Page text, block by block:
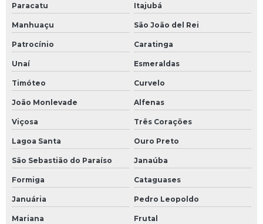
Paracatu Itajubá
Manhuaçu São João del Rei
Patrocínio Caratinga
Unaí Esmeraldas
Timóteo Curvelo
João Monlevade Alfenas
Viçosa Três Corações
Lagoa Santa Ouro Preto
São Sebastião do Paraíso Janaúba
Formiga Cataguases
Januária Pedro Leopoldo
Mariana Frutal